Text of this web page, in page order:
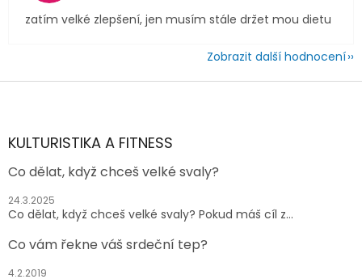
zatím velké zlepšení, jen musím stále držet mou dietu
Zobrazit další hodnocení
Z
aKULTURISTIKA A FITNESS
Co dělat, když chceš velké svaly?
24.3.2025
Co dělat, když chceš velké svaly? Pokud máš cíl z...
Co vám řekne váš srdeční tep?
4.2.2019